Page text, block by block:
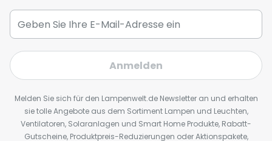
Anmelden
Melden Sie sich für den Lampenwelt.de Newsletter an und erhalten
sie tolle Angebote aus dem Sortiment Lampen und Leuchten,
Ventilatoren, Solaranlagen und Smart Home Produkte, Rabatt-
Gutscheine, Produktpreis-Reduzierungen oder Aktionspakete,